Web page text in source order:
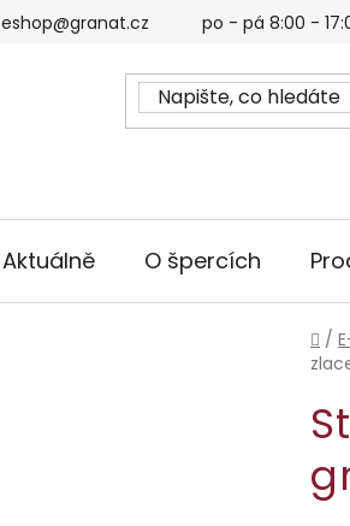
eshop@granat.cz po - pá 8:00 -
Aktuálně O špercích
/